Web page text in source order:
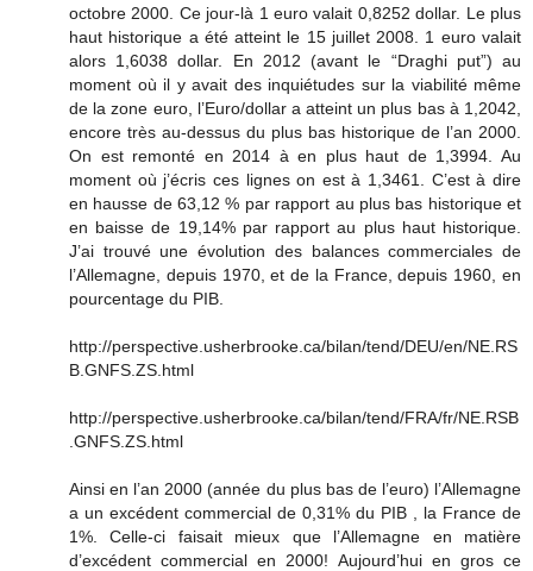
octobre 2000. Ce jour-là 1 euro valait 0,8252 dollar. Le plus
haut historique a été atteint le 15 juillet 2008. 1 euro valait
alors 1,6038 dollar. En 2012 (avant le “Draghi put”) au
moment où il y avait des inquiétudes sur la viabilité même
de la zone euro, l’Euro/dollar a atteint un plus bas à 1,2042,
encore très au-dessus du plus bas historique de l’an 2000.
On est remonté en 2014 à en plus haut de 1,3994. Au
moment où j’écris ces lignes on est à 1,3461. C’est à dire
en hausse de 63,12 % par rapport au plus bas historique et
en baisse de 19,14% par rapport au plus haut historique.
J’ai trouvé une évolution des balances commerciales de
l’Allemagne, depuis 1970, et de la France, depuis 1960, en
pourcentage du PIB.
http://perspective.usherbrooke.ca/bilan/tend/DEU/en/NE.RS
B.GNFS.ZS.html
http://perspective.usherbrooke.ca/bilan/tend/FRA/fr/NE.RSB
.GNFS.ZS.html
Ainsi en l’an 2000 (année du plus bas de l’euro) l’Allemagne
a un excédent commercial de 0,31% du PIB , la France de
1%. Celle-ci faisait mieux que l’Allemagne en matière
d’excédent commercial en 2000! Aujourd’hui en gros ce